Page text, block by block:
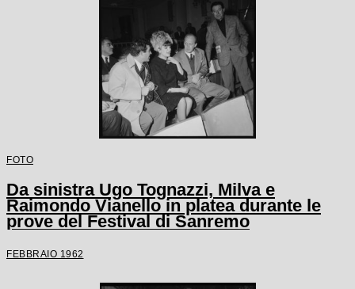
FOTO
Da sinistra Ugo Tognazzi, Milva e
Raimondo Vianello in platea durante le
prove del Festival di Sanremo
FEBBRAIO 1962